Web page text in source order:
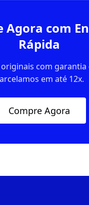
Agora com
Rápida
com garantia
em até 12x.
Compre Agora